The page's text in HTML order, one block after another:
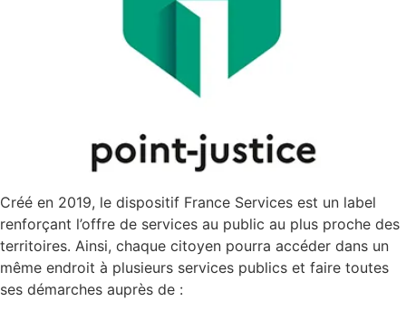
Créé en 2019, le dispositif France Services est un label
renforçant l’offre de services au public au plus proche des
territoires. Ainsi, chaque citoyen pourra accéder dans un
même endroit à plusieurs services publics et faire toutes
ses démarches auprès de :